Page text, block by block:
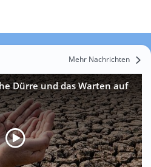
Mehr Nachrichten
Dürre und das Warten auf